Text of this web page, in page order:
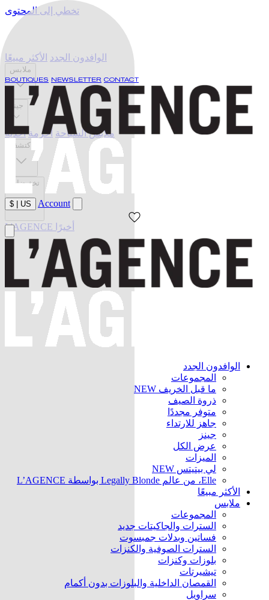
تخطي إلى المحتوى
BOUTIQUES NEWSLETTER CONTACT
US
$ Account
الوافدون الجدد
المجموعات
ما قبل الخريف NEW
ذروة الصيف
متوفر مجددًا
جاهز للارتداء
جينز
عرض الكل
الميزات
لي بيتيتس NEW
Elle، من عالم Legally Blonde بواسطة L’AGENCE
الأكثر مبيعًا
ملابس
المجموعات
السترات والجاكيتات جديد
فساتين وبدلات جمبسوت
السترات الصوفية والكنزات
بلوزات وكنزات
تيشيرتات
القمصان الداخلية والبلوزات بدون أكمام
سراويل
الوافدون الجدد الأكثر مبيعًا
ملابس
جينز
ملابس السباحة أحزمة أحذية
اكتشف
تخفيضات
L'AGENCE أخيرًا